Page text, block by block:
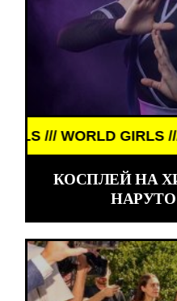
GIRLS /// WORLD
КОСПЛЕЙ НА
НАРУТО